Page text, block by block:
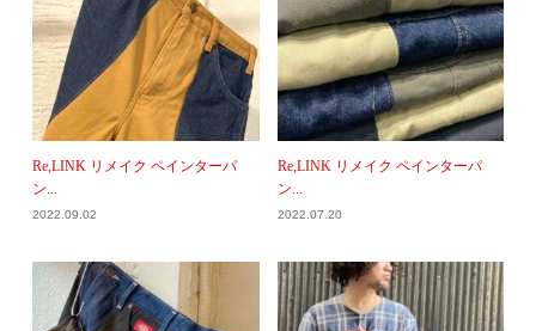
Re,LINK リメイク ペインターパ
ン...
2022.09.02
Re,LINK リメイク ペインターパ
ン...
2022.07.20